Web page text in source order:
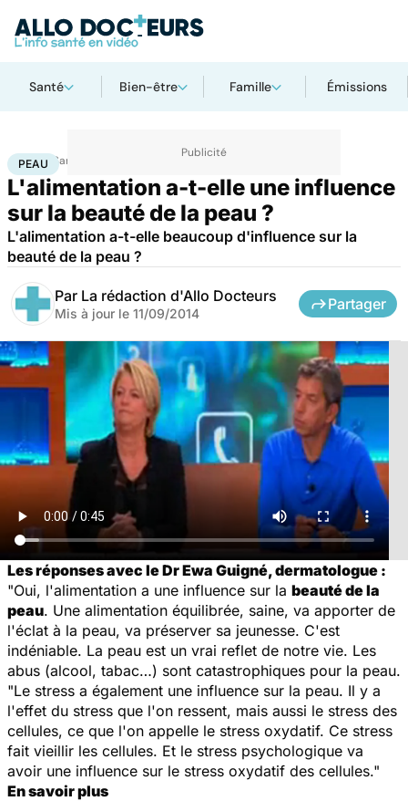
Santé Bien-être Famille Émissions
Accueil Santé
PEAU
L'alimentation a-t-elle une influence
sur la beauté de la peau ?
L'alimentation a-t-elle beaucoup d'influence sur la
beauté de la peau ?
Par La rédaction d'Allo Docteurs
Mis à jour le 11/09/2014
Partager
Les réponses avec le Dr Ewa Guigné, dermatologue :
"Oui, l'alimentation a une influence sur la beauté de la
peau. Une alimentation équilibrée, saine, va apporter de
l'éclat à la peau, va préserver sa jeunesse. C'est
indéniable. La peau est un vrai reflet de notre vie. Les
abus (alcool, tabac…) sont catastrophiques pour la peau.
"Le stress a également une influence sur la peau. Il y a
l'effet du stress que l'on ressent, mais aussi le stress des
cellules, ce que l'on appelle le stress oxydatif. Ce stress
fait vieillir les cellules. Et le stress psychologique va
avoir une influence sur le stress oxydatif des cellules."
En savoir plus